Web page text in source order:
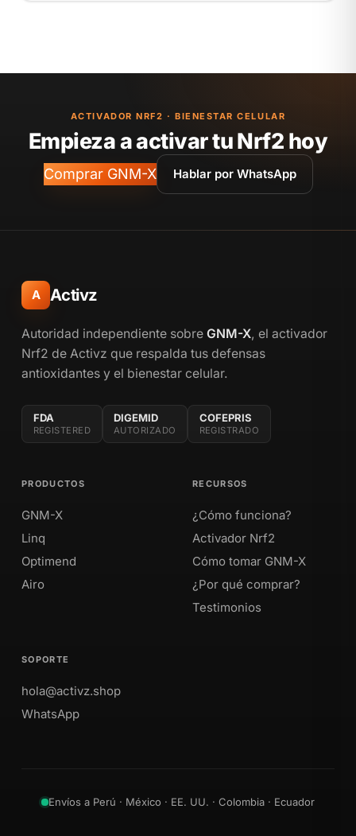
ACTIVADOR NRF2 · BIENESTAR CELULAR
Empieza a activar tu Nrf2 hoy
Comprar GNM-X Hablar por WhatsApp
A Activz
Autoridad independiente sobre GNM-X, el activador
Nrf2 de Activz que respalda tus defensas
antioxidantes y el bienestar celular.
FDA
REGISTERED
DIGEMID
AUTORIZADO
COFEPRIS
REGISTRADO
PRODUCTOS
GNM-X
Linq
Optimend
Airo
RECURSOS
¿Cómo funciona?
Activador Nrf2
Cómo tomar GNM-X
¿Por qué comprar?
Testimonios
SOPORTE
hola@activz.shop
WhatsApp
Envíos a Perú · México · EE. UU. · Colombia · Ecuador